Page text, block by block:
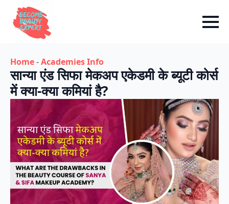
Home-Academies Info
सान्या एंड सिफा मेकअप एकेडमी के ब्यूटी कोर्स
में क्या-क्या कमियां है?